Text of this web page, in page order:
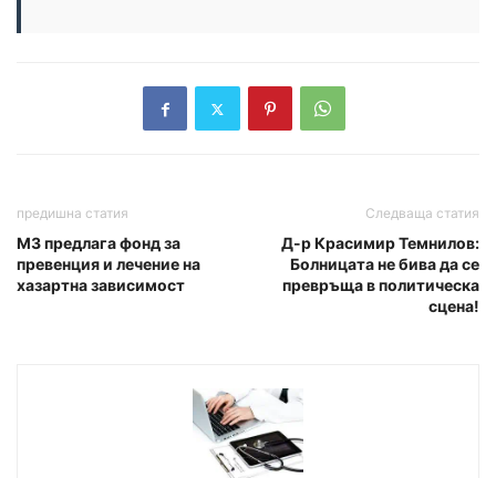
предишна статия
МЗ предлага фонд за
превенция и лечение на
хазартна зависимост
Следваща статия
Д-р Красимир Темнилов:
Болницата не бива да се
превръща в политическа
сцена!